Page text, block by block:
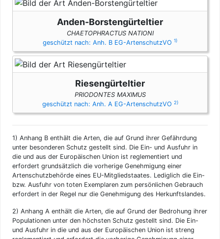
Anden-Borstengürteltier
CHAETOPHRACTUS NATIONI
geschützt nach: Anh. B EG-ArtenschutzVO 1)
Riesengürteltier
PRIODONTES MAXIMUS
geschützt nach: Anh. A EG-ArtenschutzVO 2)
1) Anhang B enthält die Arten, die auf Grund ihrer Gefährdung
unter besonderen Schutz gestellt sind. Die Ein- und Ausfuhr in
die und aus der Europäischen Union ist reglementiert und
erfordert grundsätzlich die vorherige Genehmigung einer
Artenschutzbehörde eines EU-Mitgliedstaates. Lediglich die Ein-
bzw. Ausfuhr von toten Exemplaren zum persönlichen Gebrauch
erfordert in der Regel nur die Genehmigung des Herkunftslandes.
2) Anhang A enthält die Arten, die auf Grund der Bedrohung ihrer
Populationen unter den höchsten Schutz gestellt sind. Die Ein-
und Ausfuhr in die und aus der Europäischen Union ist streng